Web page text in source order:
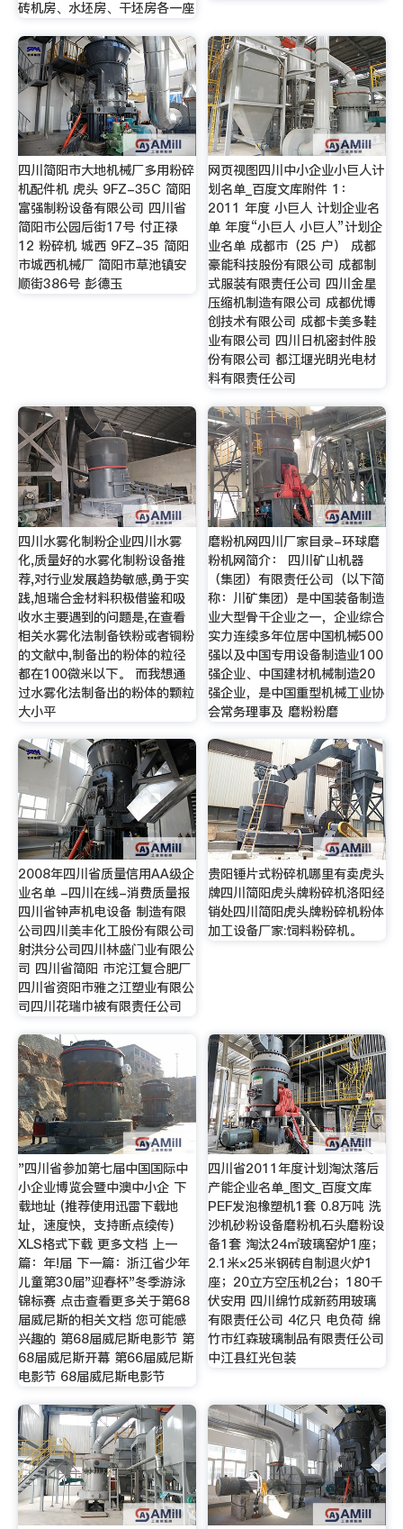
砖机房、水坯房、干坯房各一座
四川简阳市大地机械厂多用粉碎
机配件机 虎头 9FZ-35C 简阳
富强制粉设备有限公司 四川省
简阳市公园后街17号 付正禄
12 粉碎机 城西 9FZ-35 简阳
市城西机械厂 简阳市草池镇安
顺街386号 彭德玉
网页视图四川中小企业小巨人计
划名单_百度文库附件 1：
2011 年度 小巨人 计划企业名
单 年度“小巨人 小巨人”计划企
业名单 成都市（25 户） 成都
豪能科技股份有限公司 成都制
式服装有限责任公司 四川金星
压缩机制造有限公司 成都优博
创技术有限公司 成都卡美多鞋
业有限公司 四川日机密封件股
份有限公司 都江堰光明光电材
料有限责任公司
四川水雾化制粉企业四川水雾
化,质量好的水雾化制粉设备推
荐,对行业发展趋势敏感,勇于实
践,旭瑞合金材料积极借鉴和吸
收水主要遇到的问题是,在查看
相关水雾化法制备铁粉或者铜粉
的文献中,制备出的粉体的粒径
都在100微米以下。 而我想通
过水雾化法制备出的粉体的颗粒
大小平
磨粉机网四川厂家目录-环球磨
粉机网简介： 四川矿山机器
（集团）有限责任公司（以下简
称：川矿集团）是中国装备制造
业大型骨干企业之一，企业综合
实力连续多年位居中国机械500
强以及中国专用设备制造业100
强企业、中国建材机械制造20
强企业，是中国重型机械工业协
会常务理事及 磨粉粉磨
2008年四川省质量信用AA级企
业名单 -四川在线-消费质量报
四川省钟声机电设备 制造有限
公司四川美丰化工股份有限公司
射洪分公司四川林盛门业有限公
司 四川省简阳 市沱江复合肥厂
四川省资阳市雅之江塑业有限公
司四川花瑞巾被有限责任公司
贵阳锤片式粉碎机哪里有卖虎头
牌四川简阳虎头牌粉碎机洛阳经
销处四川简阳虎头牌粉碎机粉体
加工设备厂家:饲料粉碎机。
"四川省参加第七届中国国际中
小企业博览会暨中澳中小企 下
载地址 (推荐使用迅雷下载地
址，速度快，支持断点续传)
XLS格式下载 更多文档 上一
篇：年!届 下一篇：浙江省少年
儿童第30届"迎春杯"冬季游泳
锦标赛 点击查看更多关于第68
届威尼斯的相关文档 您可能感
兴趣的 第68届威尼斯电影节 第
68届威尼斯开幕 第66届威尼斯
电影节 68届威尼斯电影节
四川省2011年度计划淘汰落后
产能企业名单_图文_百度文库
PEF发泡橡塑机1套 0.8万吨 洗
沙机砂粉设备磨粉机石头磨粉设
备1套 淘汰24㎡玻璃窑炉1座；
2.1米×25米钢砖自制退火炉1
座；20立方空压机2台；180千
伏安用 四川绵竹成新药用玻璃
有限责任公司 4亿只 电负荷 绵
竹市红森玻璃制品有限责任公司
中江县红光包装